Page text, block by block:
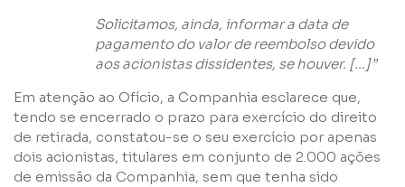
Solicitamos, ainda, informar a data de
pagamento do valor de reembolso devido
aos acionistas dissidentes, se houver. […]”
Em atenção ao Ofício, a Companhia esclarece que,
tendo se encerrado o prazo para exercício do direito
de retirada, constatou-se o seu exercício por apenas
dois acionistas, titulares em conjunto de 2.000 ações
de emissão da Companhia, sem que tenha sido
Empresa
Perfil
Grupos